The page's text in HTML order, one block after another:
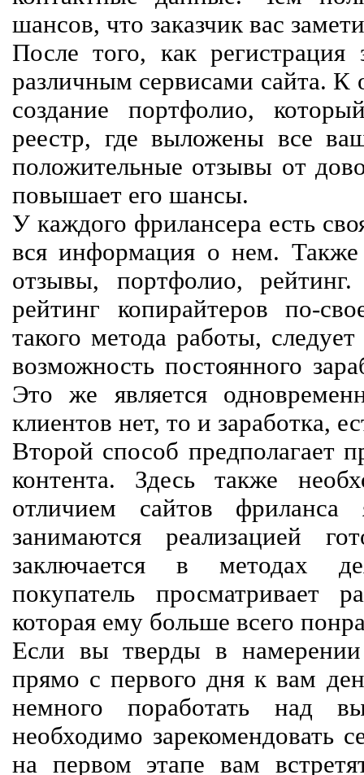
шансов, что заказчик вас
После того, как регистрация
различным сервисами сайта. К
создание портфолио,
реестр, где выложены все
положительные отзывы от
повышает его шансы.
У каждого фрилансера есть
вся информация о нем. Также
отзывы, портфолио,
рейтинг копирайтеров по-
такого метода работы,
возможность постоянного
Это же является
клиентов нет, то и заработка,
Второй способ предполагает
контента. Здесь также
отличием сайтов
занимаются реализацией
заключается в методах
покупатель просматривает
которая ему больше всего
Если вы тверды в
прямо с первого дня к вам
немного поработать над
необходимо зарекомендовать
на первом этапе вам